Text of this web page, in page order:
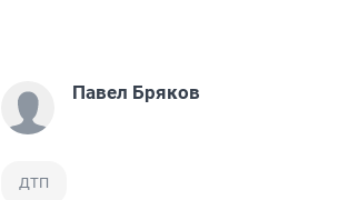
Павел Бряков
ДТП